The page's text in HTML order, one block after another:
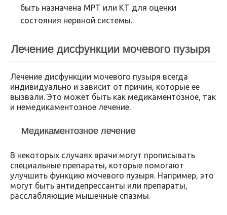
быть назначена МРТ или КТ для оценки
состояния нервной системы.
Лечение дисфункции мочевого пузыря
Лечение дисфункции мочевого пузыря всегда
индивидуально и зависит от причин, которые ее
вызвали. Это может быть как медикаментозное, так
и немедикаментозное лечение.
Медикаментозное лечение
В некоторых случаях врачи могут прописывать
специальные препараты, которые помогают
улучшить функцию мочевого пузыря. Например, это
могут быть антидепрессанты или препараты,
расслабляющие мышечные спазмы.